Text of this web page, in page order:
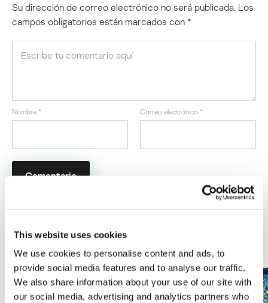
This website uses cookies
We use cookies to personalise content and ads, to
provide social media features and to analyse our traffic.
We also share information about your use of our site with
our social media, advertising and analytics partners who
Su dirección de correo electrónico no será publicada. Los
campos obligatorios están marcados con *
Nombre * Correo electrónico *
ÚLTIMAS PUBLICACIONES